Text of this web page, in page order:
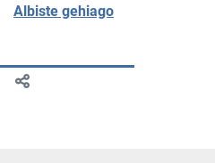
Albiste gehiago